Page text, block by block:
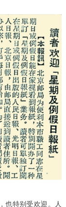
也特别受欢迎。人